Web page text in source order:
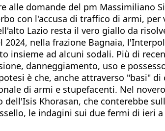
domande del pm Massimiliano
con l'accusa di traffico di armi,
Lazio resta il vero giallo da
nella frazione Bagnaia,
insieme ad alcuni sodali. Più di
danneggiamento, uso e
è che, anche attraverso "basi"
di armi e stupefacenti. Nel
Khorasan, che conterebbe
le indagini sui due fermi di ieri